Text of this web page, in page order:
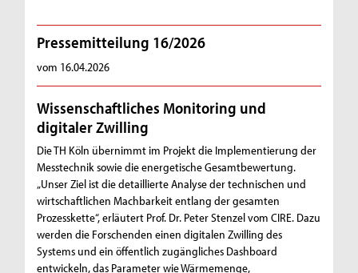
Pressemitteilung 16/2026
vom 16.04.2026
Wissenschaftliches Monitoring und
digitaler Zwilling
Die TH Köln übernimmt im Projekt die Implementierung der
Messtechnik sowie die energetische Gesamtbewertung.
„Unser Ziel ist die detaillierte Analyse der technischen und
wirtschaftlichen Machbarkeit entlang der gesamten
Prozesskette“, erläutert Prof. Dr. Peter Stenzel vom CIRE. Dazu
werden die Forschenden einen digitalen Zwilling des
Systems und ein öffentlich zugängliches Dashboard
entwickeln, das Parameter wie Wärmemenge,